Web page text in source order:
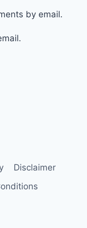
by email.
Disclaimer